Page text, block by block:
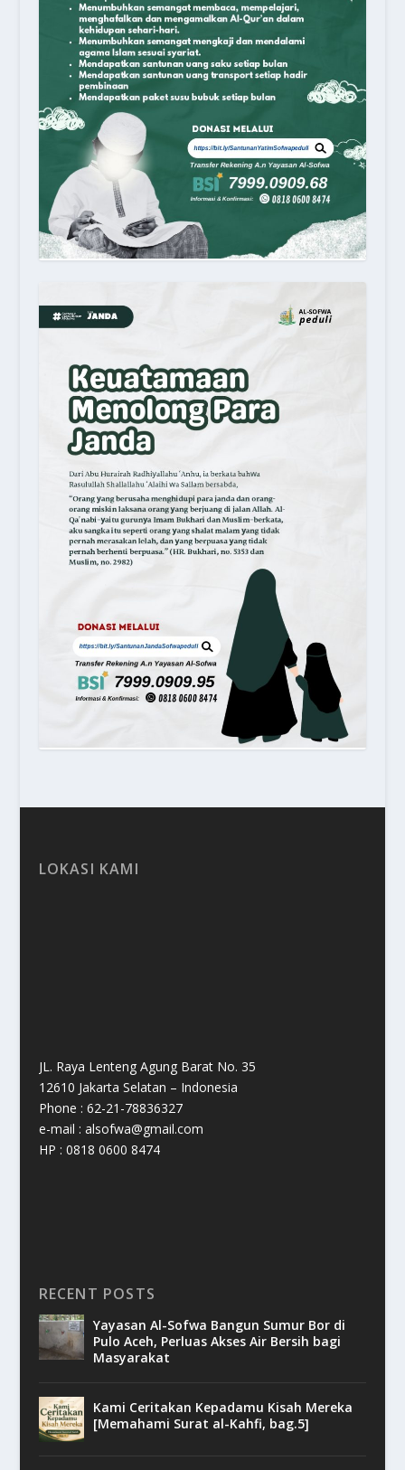
LOKASI KAMI
JL. Raya Lenteng Agung Barat No. 35
12610 Jakarta Selatan – Indonesia
Phone : 62-21-78836327
e-mail : alsofwa@gmail.com
HP : 0818 0600 8474
RECENT POSTS
Yayasan Al-Sofwa Bangun Sumur Bor di
Pulo Aceh, Perluas Akses Air Bersih bagi
Masyarakat
Kami Ceritakan Kepadamu Kisah Mereka
[Memahami Surat al-Kahfi, bag.5]